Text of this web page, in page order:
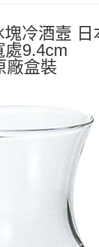
每筆
每筆
冷酒壼 日
處9.4cm
廠盒裝